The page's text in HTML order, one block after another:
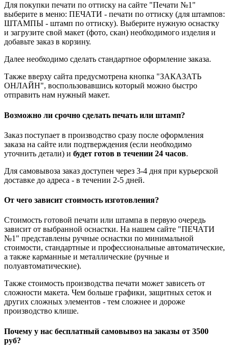
Для покупки печати по оттиску на сайте "Печати №1"
выберите в меню: ПЕЧАТИ - печати по оттиску (для штампов:
ШТАМПЫ - штамп по оттиску). Выберите нужную оснастку
и загрузите свой макет (фото, скан) необходимого изделия и
добавьте заказ в корзину.
Далее необходимо сделать стандартное оформление заказа.
Также вверху сайта предусмотрена кнопка "ЗАКАЗАТЬ
ОНЛАЙН", воспользовавшись который можно быстро
отправить нам нужный макет.
Возможно ли срочно сделать печать или штамп?
Заказ поступает в производство сразу после оформления
заказа на сайте или подтверждения (если необходимо
уточнить детали) и будет готов в течении 24 часов.
Для самовывоза заказ доступен через 3-4 дня при курьерской
доставке до адреса - в течении 2-5 дней.
От чего зависит стоимость изготовления?
Стоимость готовой печати или штампа в первую очередь
зависит от выбранной оснастки. На нашем сайте "ПЕЧАТИ
№1" представлены ручные оснастки по минимальной
стоимости, стандартные и профессиональные автоматические,
а также карманные и металлические (ручные и
полуавтоматические).
Также стоимость производства печати может зависеть от
сложности макета. Чем больше графики, защитных сеток и
других сложных элементов - тем сложнее и дороже
производство клише.
Почему у нас бесплатный самовывоз на заказы от 3500
руб?